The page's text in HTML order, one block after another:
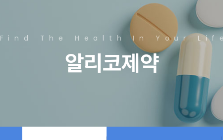
Find The Health In Your
알리코제약